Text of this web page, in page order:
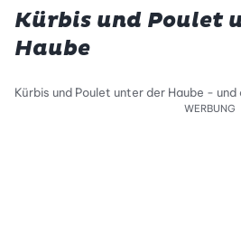
Kürbis und Poulet
Haube
Kürbis und Poulet unter der Haube -
WERBUNG